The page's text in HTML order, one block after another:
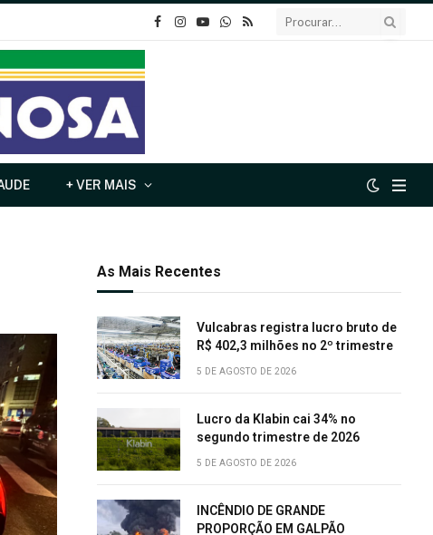
o
Instagram
YouTube
Whatsapp
RSS
+ VER MAIS
As Mais Recentes
Vulcabras registra lucro bruto de
R$ 402,3 milhões no 2º trimestre
5 DE AGOSTO DE 2026
Lucro da Klabin cai 34% no
segundo trimestre de 2026
5 DE AGOSTO DE 2026
INCÊNDIO DE GRANDE
PROPORÇÃO EM GALPÃO